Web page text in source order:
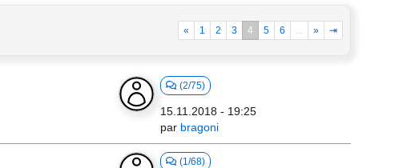
« 1 2 3 4 5 6 ... » ⇥
(2/75)
15.11.2018 - 19:25
par bragoni
(1/68)